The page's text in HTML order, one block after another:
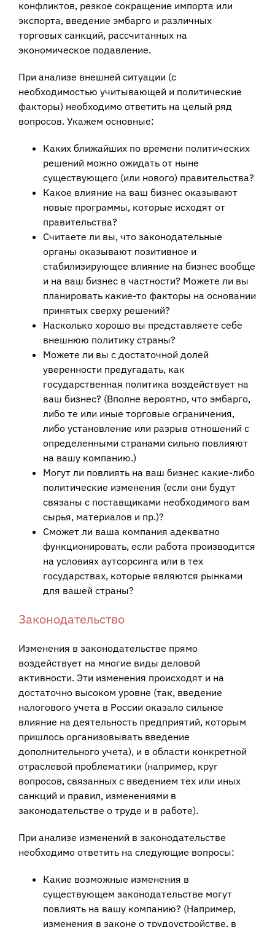
конфликтов, резкое сокращение импорта или
экспорта, введение эмбарго и различных
торговых санкций, рассчитанных на
экономическое подавление.
При анализе внешней ситуации (с
необходимостью учитывающей и политические
факторы) необходимо ответить на целый ряд
вопросов. Укажем основные:
Каких ближайших по времени политических
решений можно ожидать от ныне
существующего (или нового) правительства?
Какое влияние на ваш бизнес оказывают
новые программы, которые исходят от
правительства?
Считаете ли вы, что законодательные
органы оказывают позитивное и
стабилизирующее влияние на бизнес вообще
и на ваш бизнес в частности? Можете ли вы
планировать какие-то факторы на основании
принятых сверху решений?
Насколько хорошо вы представляете себе
внешнюю политику страны?
Можете ли вы с достаточной долей
уверенности предугадать, как
государственная политика воздействует на
ваш бизнес? (Вполне вероятно, что эмбарго,
либо те или иные торговые ограничения,
либо установление или разрыв отношений с
определенными странами сильно повлияют
на вашу компанию.)
Могут ли повлиять на ваш бизнес какие-либо
политические изменения (если они будут
связаны с поставщиками необходимого вам
сырья, материалов и пр.)?
Сможет ли ваша компания адекватно
функционировать, если работа производится
на условиях аутсорсинга или в тех
государствах, которые являются рынками
для вашей страны?
Законодательство
Изменения в законодательстве прямо
воздействует на многие виды деловой
активности. Эти изменения происходят и на
достаточно высоком уровне (так, введение
налогового учета в России оказало сильное
влияние на деятельность предприятий, которым
пришлось организовывать введение
дополнительного учета), и в области конкретной
отраслевой проблематики (например, круг
вопросов, связанных с введением тех или иных
санкций и правил, изменениями в
законодательстве о труде и в работе).
При анализе изменений в законодательстве
необходимо ответить на следующие вопросы:
Какие возможные изменения в
существующем законодательстве могут
повлиять на вашу компанию? (Например,
изменения в законе о трудоустройстве, в